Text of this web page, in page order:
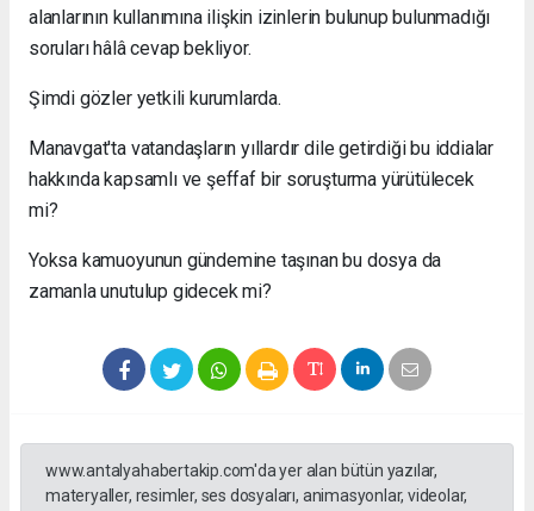
alanlarının kullanımına ilişkin izinlerin bulunup bulunmadığı
soruları hâlâ cevap bekliyor.
Şimdi gözler yetkili kurumlarda.
Manavgat'ta vatandaşların yıllardır dile getirdiği bu iddialar
hakkında kapsamlı ve şeffaf bir soruşturma yürütülecek
mi?
Yoksa kamuoyunun gündemine taşınan bu dosya da
zamanla unutulup gidecek mi?
www.antalyahabertakip.com'da yer alan bütün yazılar,
materyaller, resimler, ses dosyaları, animasyonlar, videolar,